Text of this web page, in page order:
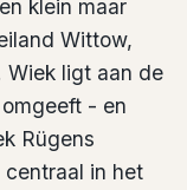
klein maar
Wittow,
Wiek ligt aan de
- en
Rügens
in het